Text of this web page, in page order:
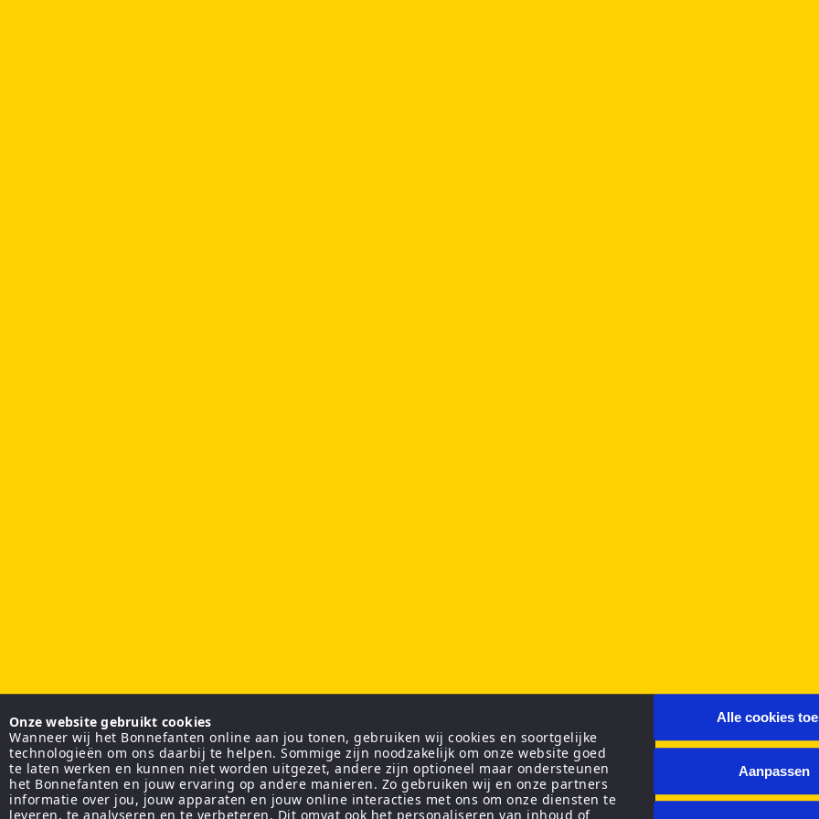
Onze website gebruikt cookies
Wanneer wij het Bonnefanten online aan jou tonen, gebruiken wij cookies en soortgelijke
technologieën om ons daarbij te helpen. Sommige zijn noodzakelijk om onze website goed
te laten werken en kunnen niet worden uitgezet, andere zijn optioneel maar ondersteunen
het Bonnefanten en jouw ervaring op andere manieren. Zo gebruiken wij en onze partners
informatie over jou, jouw apparaten en jouw online interacties met ons om onze diensten te
leveren, te analyseren en te verbeteren. Dit omvat ook het personaliseren van inhoud of
Alle cookies
Aanpassen